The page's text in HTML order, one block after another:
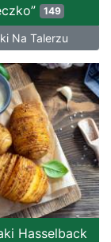
149
Na Talerzu
Hasselback